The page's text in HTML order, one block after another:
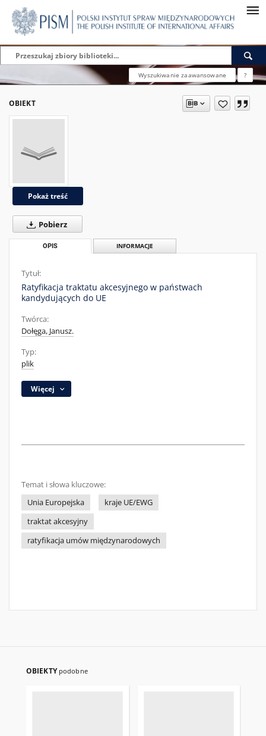
Wyszukiwanie zaawansowane ?
OBIEKT
Pokaż treść
Pobierz
OPIS INFORMACJE
Tytuł:
Ratyfikacja traktatu akcesyjnego w państwach
kandydujących do UE
Twórca:
Dołęga, Janusz.
Typ:
plik
Więcej
Temat i słowa kluczowe:
Unia Europejska
kraje UE/EWG
traktat akcesyjny
ratyfikacja umów międzynarodowych
OBIEKTY podobne